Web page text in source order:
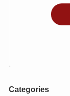
Categories